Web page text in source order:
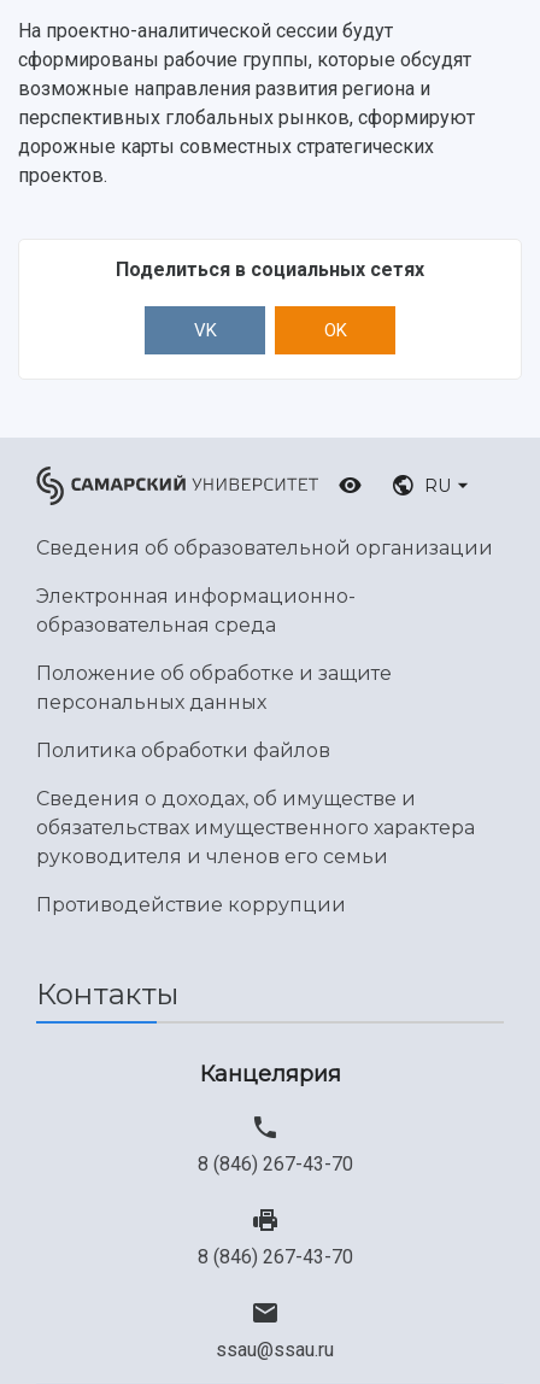
3D-тур по университету
Музеи
Учебный аэродром
Центр истории авиационных двигателей
Ботанический сад
Умный дом бабочек
Сведения об образовательной организации
Официальные документы
Публикации и издания
Отчеты о проведенных конференциях
На проектно-аналитической сессии будут
сформированы рабочие группы, которые обсудят
возможные направления развития региона и
перспективных глобальных рынков, сформируют
дорожные карты совместных стратегических
проектов.
Поделиться в социальных сетях
VK OK
RU
Сведения об образовательной организации
Электронная информационно-
образовательная среда
Положение об обработке и защите
персональных данных
Политика обработки файлов
Сведения о доходах, об имуществе и
обязательствах имущественного характера
руководителя и членов его семьи
Противодействие коррупции
Контакты
Канцелярия
8 (846) 267-43-70
8 (846) 267-43-70
ssau@ssau.ru